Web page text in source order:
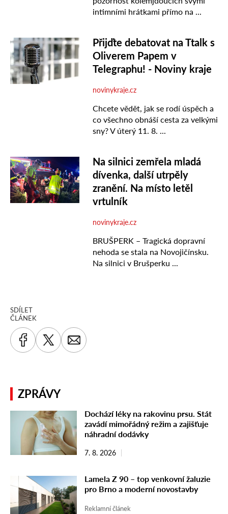
SDÍLET
ČLÁNEK
ZPRÁVY
Dochází léky na rakovinu prsu. Stát
zavádí mimořádný režim a zajišťuje
náhradní dodávky
7. 8. 2026
Lamela Z 90 – top venkovní žaluzie
pro Brno a moderní novostavby
Reklamní článek